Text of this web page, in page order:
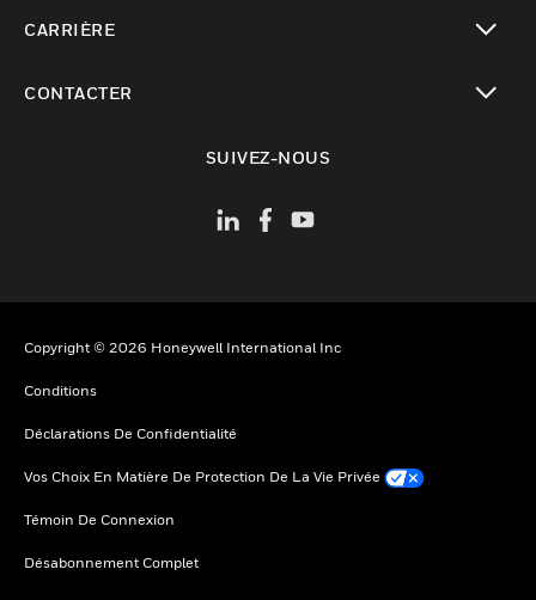
CARRIÈRE
CONTACTER
SUIVEZ-NOUS
Copyright © 2026 Honeywell International Inc
Conditions
Déclarations De Confidentialité
Vos Choix En Matière De Protection De La Vie Privée
Témoin De Connexion
Désabonnement Complet